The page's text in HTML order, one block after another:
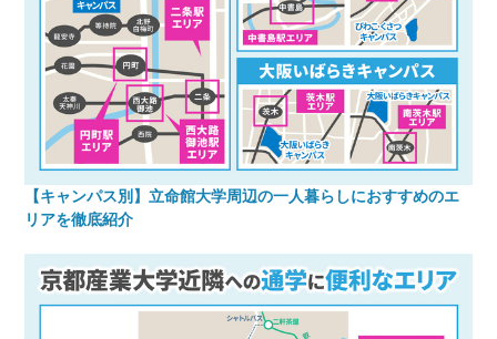
【キャンパス別】立命館大学周辺の一人暮らしにおすすめのエ
リアを徹底紹介